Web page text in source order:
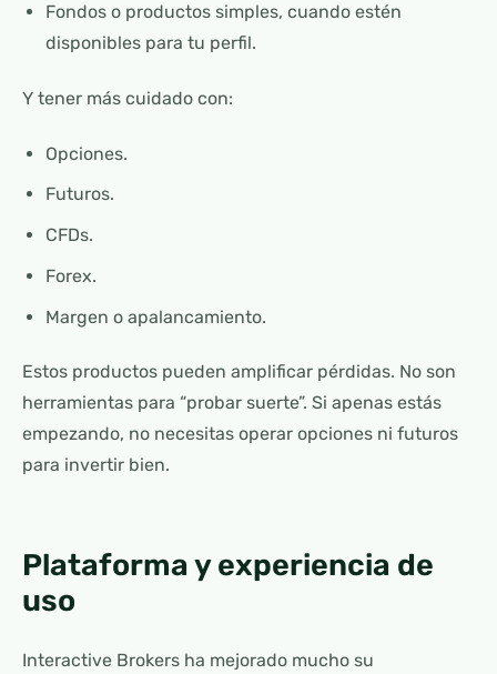
Fondos o productos simples, cuando estén
disponibles para tu perfil.
Y tener más cuidado con:
Opciones.
Futuros.
CFDs.
Forex.
Margen o apalancamiento.
Estos productos pueden amplificar pérdidas. No son
herramientas para “probar suerte”. Si apenas estás
empezando, no necesitas operar opciones ni futuros
para invertir bien.
Plataforma y experiencia de
uso
Interactive Brokers ha mejorado mucho su